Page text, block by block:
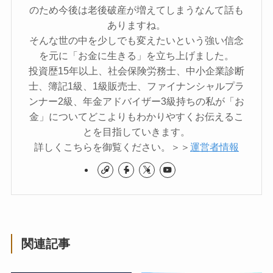
のため今後は老後破産が増えてしまうなんて話も
ありますね。
そんな世の中を少しでも変えたいという強い信念
を元に「お金に生きる」を立ち上げました。
投資歴15年以上、社会保険労務士、中小企業診断
士、簿記1級、1級販売士、ファイナンシャルプラ
ンナー2級、年金アドバイザー3級持ちの私が「お
金」についてどこよりもわかりやすくお伝えるこ
とを目指していきます。
詳しくこちらを御覧ください。＞＞ 運営者情報
関連記事